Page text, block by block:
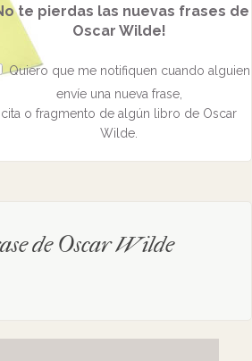
te pierdas las nuevas frases de
Oscar Wilde!
Quiero que me notifiquen cuando alguien
envíe una nueva frase,
cita o fragmento de algún libro de Oscar
Wilde.
de Oscar Wilde